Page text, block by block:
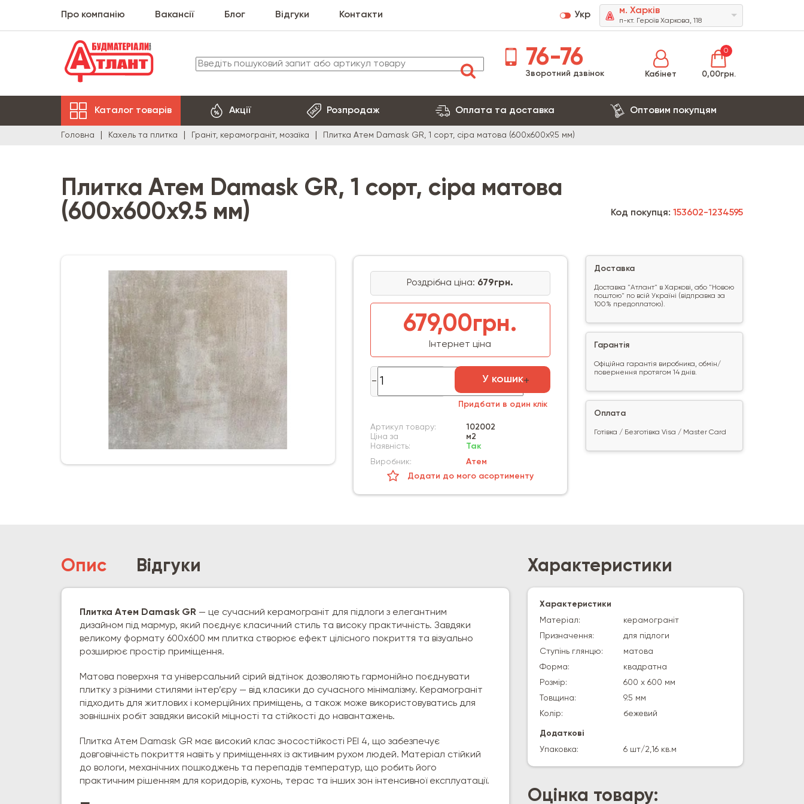
Про компанію Вакансії Блог Відгуки Контакти Укр м. Харків
п-кт. Героїв Харкова, 118
76-76
Зворотний дзвінок Кабінет
0
0,00грн.
Каталог товарів Акції Розпродаж Оплата та доставка Оптовим покупцям
Головна Кахель та плитка Граніт, керамограніт, мозаїка Плитка Атем Damask GR, 1 сорт, сіра матова (600х600х9.5 мм)
Плитка Атем Damask GR, 1 сорт, сіра матова
(600х600х9.5 мм)
Роздрібна ціна: 679грн.
679,00грн.
Інтернет ціна
У кошик
Придбати в один клік
Артикул товару:
102002
Ціна за
м2
Наявність:
Так
Виробник:
Атем
Додати до мого асортименту
Код покупця: 153602-1234595
Доставка
Доставка "Атлант" в Харкові, або "Новою
поштою" по всій Україні (відправка за
100% предоплатою).
Гарантія
Офіційна гарантія виробника, обмін/
повернення протягом 14 днів.
Оплата
Готівка / Безготівка Visa / Master Card
Опис Відгуки
Плитка Атем Damask GR — це сучасний керамограніт для підлоги з елегантним
дизайном під мармур, який поєднує класичний стиль та високу практичність. Завдяки
великому формату 600х600 мм плитка створює ефект цілісного покриття та візуально
розширює простір приміщення.
Матова поверхня та універсальний сірий відтінок дозволяють гармонійно поєднувати
плитку з різними стилями інтер’єру — від класики до сучасного мінімалізму. Керамограніт
підходить для житлових і комерційних приміщень, а також може використовуватись для
зовнішніх робіт завдяки високій міцності та стійкості до навантажень.
Плитка Атем Damask GR має високий клас зносостійкості PEI 4, що забезпечує
довговічність покриття навіть у приміщеннях із активним рухом людей. Матеріал стійкий
до вологи, механічних пошкоджень та перепадів температур, що робить його
практичним рішенням для коридорів, кухонь, терас та інших зон інтенсивної експлуатації.
Характеристики
Характеристики
Матеріал:
керамограніт
Призначення:
для підлоги
Ступінь глянцю:
матова
Форма:
квадратна
Розмір:
600 х 600 мм
Товщина:
9.5 мм
Колір:
бежевий
Додаткові
Упаковка:
6 шт/2,16 кв.м
Оцінка товару: